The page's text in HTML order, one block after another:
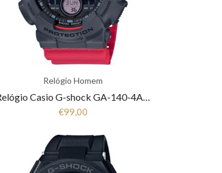
Relógio Homem
Relógio Casio G-shock GA-140-4AER
€99,00